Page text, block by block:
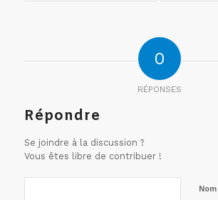
0
RÉPONSES
Répondre
Se joindre à la discussion ?
Vous êtes libre de contribuer !
Nom